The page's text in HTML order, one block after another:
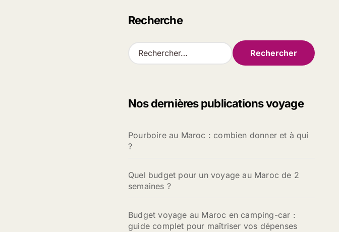
Recherche
R
e
r
e
r
Nos dernières publications voyage
Pourboire au Maroc : combien donner et à qui
?
Quel budget pour un voyage au Maroc de 2
semaines ?
Budget voyage au Maroc en camping-car :
guide complet pour maîtriser vos dépenses